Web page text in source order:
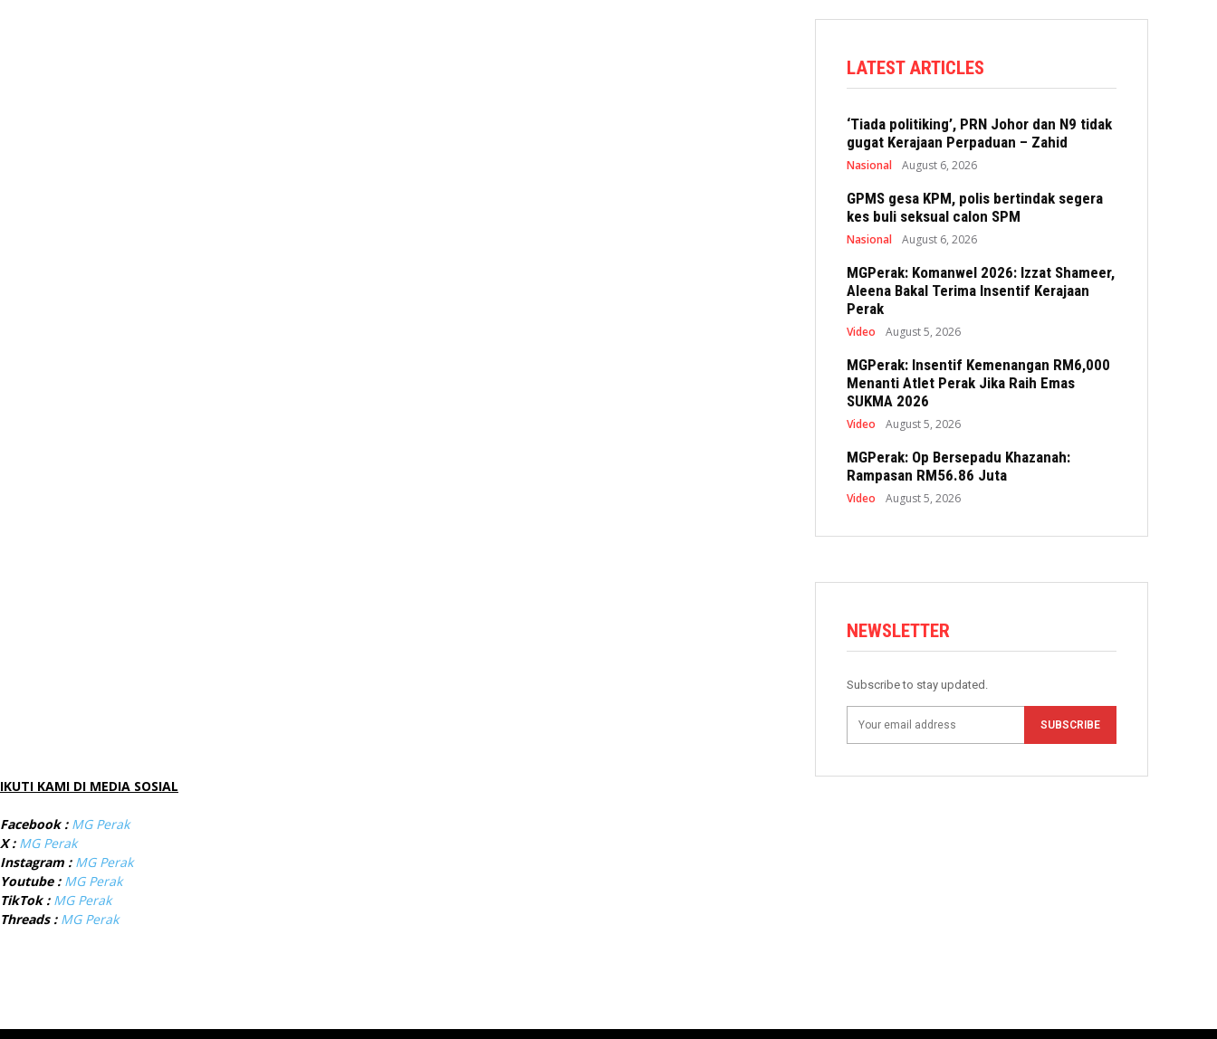
LATEST ARTICLES
‘Tiada politiking’, PRN Johor dan N9 tidak
gugat Kerajaan Perpaduan – Zahid
Nasional August 6, 2026
GPMS gesa KPM, polis bertindak segera
kes buli seksual calon SPM
Nasional August 6, 2026
MGPerak: Komanwel 2026: Izzat Shameer,
Aleena Bakal Terima Insentif Kerajaan
Perak
Video August 5, 2026
MGPerak: Insentif Kemenangan RM6,000
Menanti Atlet Perak Jika Raih Emas
SUKMA 2026
Video August 5, 2026
MGPerak: Op Bersepadu Khazanah:
Rampasan RM56.86 Juta
Video August 5, 2026
NEWSLETTER
Subscribe to stay updated.
SUBSCRIBE
IKUTI KAMI DI MEDIA SOSIAL
Facebook : MG Perak
X : MG Perak
Instagram : MG Perak
Youtube : MG Perak
TikTok : MG Perak
Threads : MG Perak